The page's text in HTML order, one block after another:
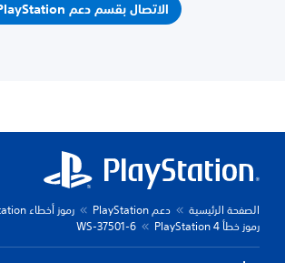
الاتصال بقسم دعم PlayStation
الصفحة الرئيسية دعم PlayStation
رموز أخطاء PlayStation
رموز خطأ PlayStation 4
WS-37501-6